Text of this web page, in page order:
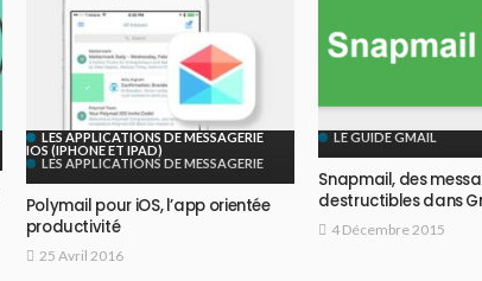
LES APPLICATIONS DE MESSAGERIE
IOS (IPHONE ET IPAD)
LES APPLICATIONS DE MESSAGERIE
Polymail pour iOS, l’app orientée
productivité
25 Avril 2016
LE GUIDE GMAIL
Snapmail, des
destructibles dans
4 Décembre 2015